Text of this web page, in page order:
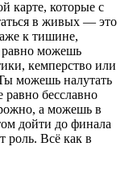
карте, которые с
в живых — это
к тишине,
равно можешь
кемперство или
можешь налутать
бесславно
а можешь в
дойти до финала
роль. Всё как в